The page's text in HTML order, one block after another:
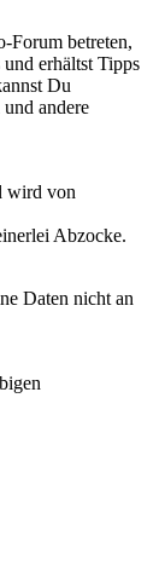
Forum betreten,
erhältst Tipps
Du
andere
wird von
Abzocke.
Daten nicht an